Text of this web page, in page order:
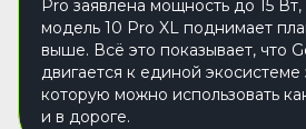
Pro заявлена мощность до 15
модель 10 Pro XL поднимает
выше. Всё это показывает, что
двигается к единой экосистеме
которую можно использовать
и в дороге.